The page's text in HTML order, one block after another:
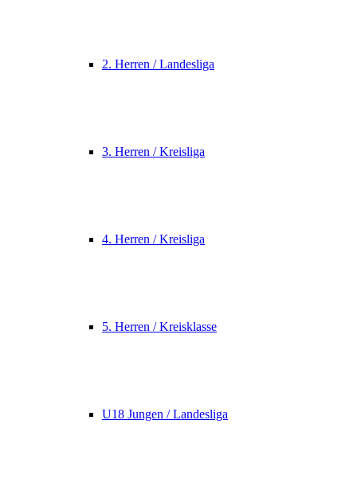
2. Herren / Landesliga
3. Herren / Kreisliga
4. Herren / Kreisliga
5. Herren / Kreisklasse
U18 Jungen / Landesliga